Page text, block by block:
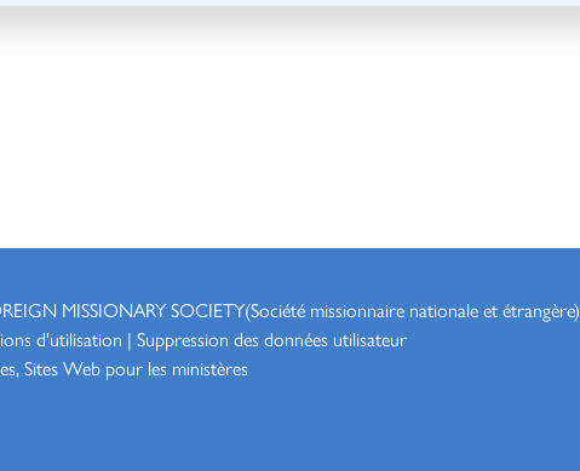
MISSIONARY SOCIETY(Société missionnaire nationale et étrangère)
d'utilisation | Suppression des données utilisateur
Sites Web pour les ministères